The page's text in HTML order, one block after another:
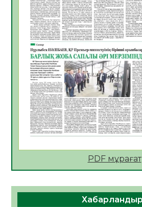
06.08.2026
Open Air: Қызылорда
департаменті 20 мыңнан
көрерменнің қауіпсіздігін
06.08.2026
ҚЫЗЫЛОРДАДА «САНАЛЫ
ЖАРҚЫН БОЛАШАҚ» АТТЫ
МӘЖІЛІС ӨТТІ
05.08.2026
Қазақстан Орталық
азаматтың міндеті
PDF мұрағат